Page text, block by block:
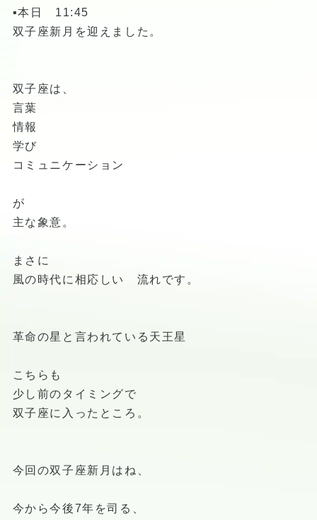
▪️本日 11:45
双子座新月を迎えました。
双子座は、
言葉
情報
学び
コミュニケーション
が
主な象意。
まさに
風の時代に相応しい 流れです。
革命の星と言われている天王星
こちらも
少し前のタイミングで
双子座に入ったところ。
今回の双子座新月はね、
今から今後7年を司る、